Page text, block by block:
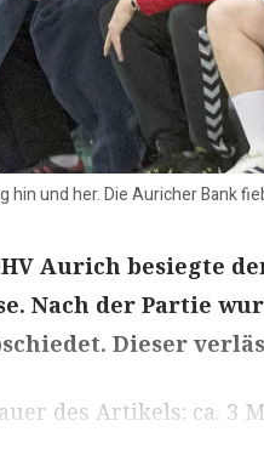
hin und her. Die Auricher Bank
Aurich besiegte
Nach der Partie
Dieser
des Artikels: ca. 3